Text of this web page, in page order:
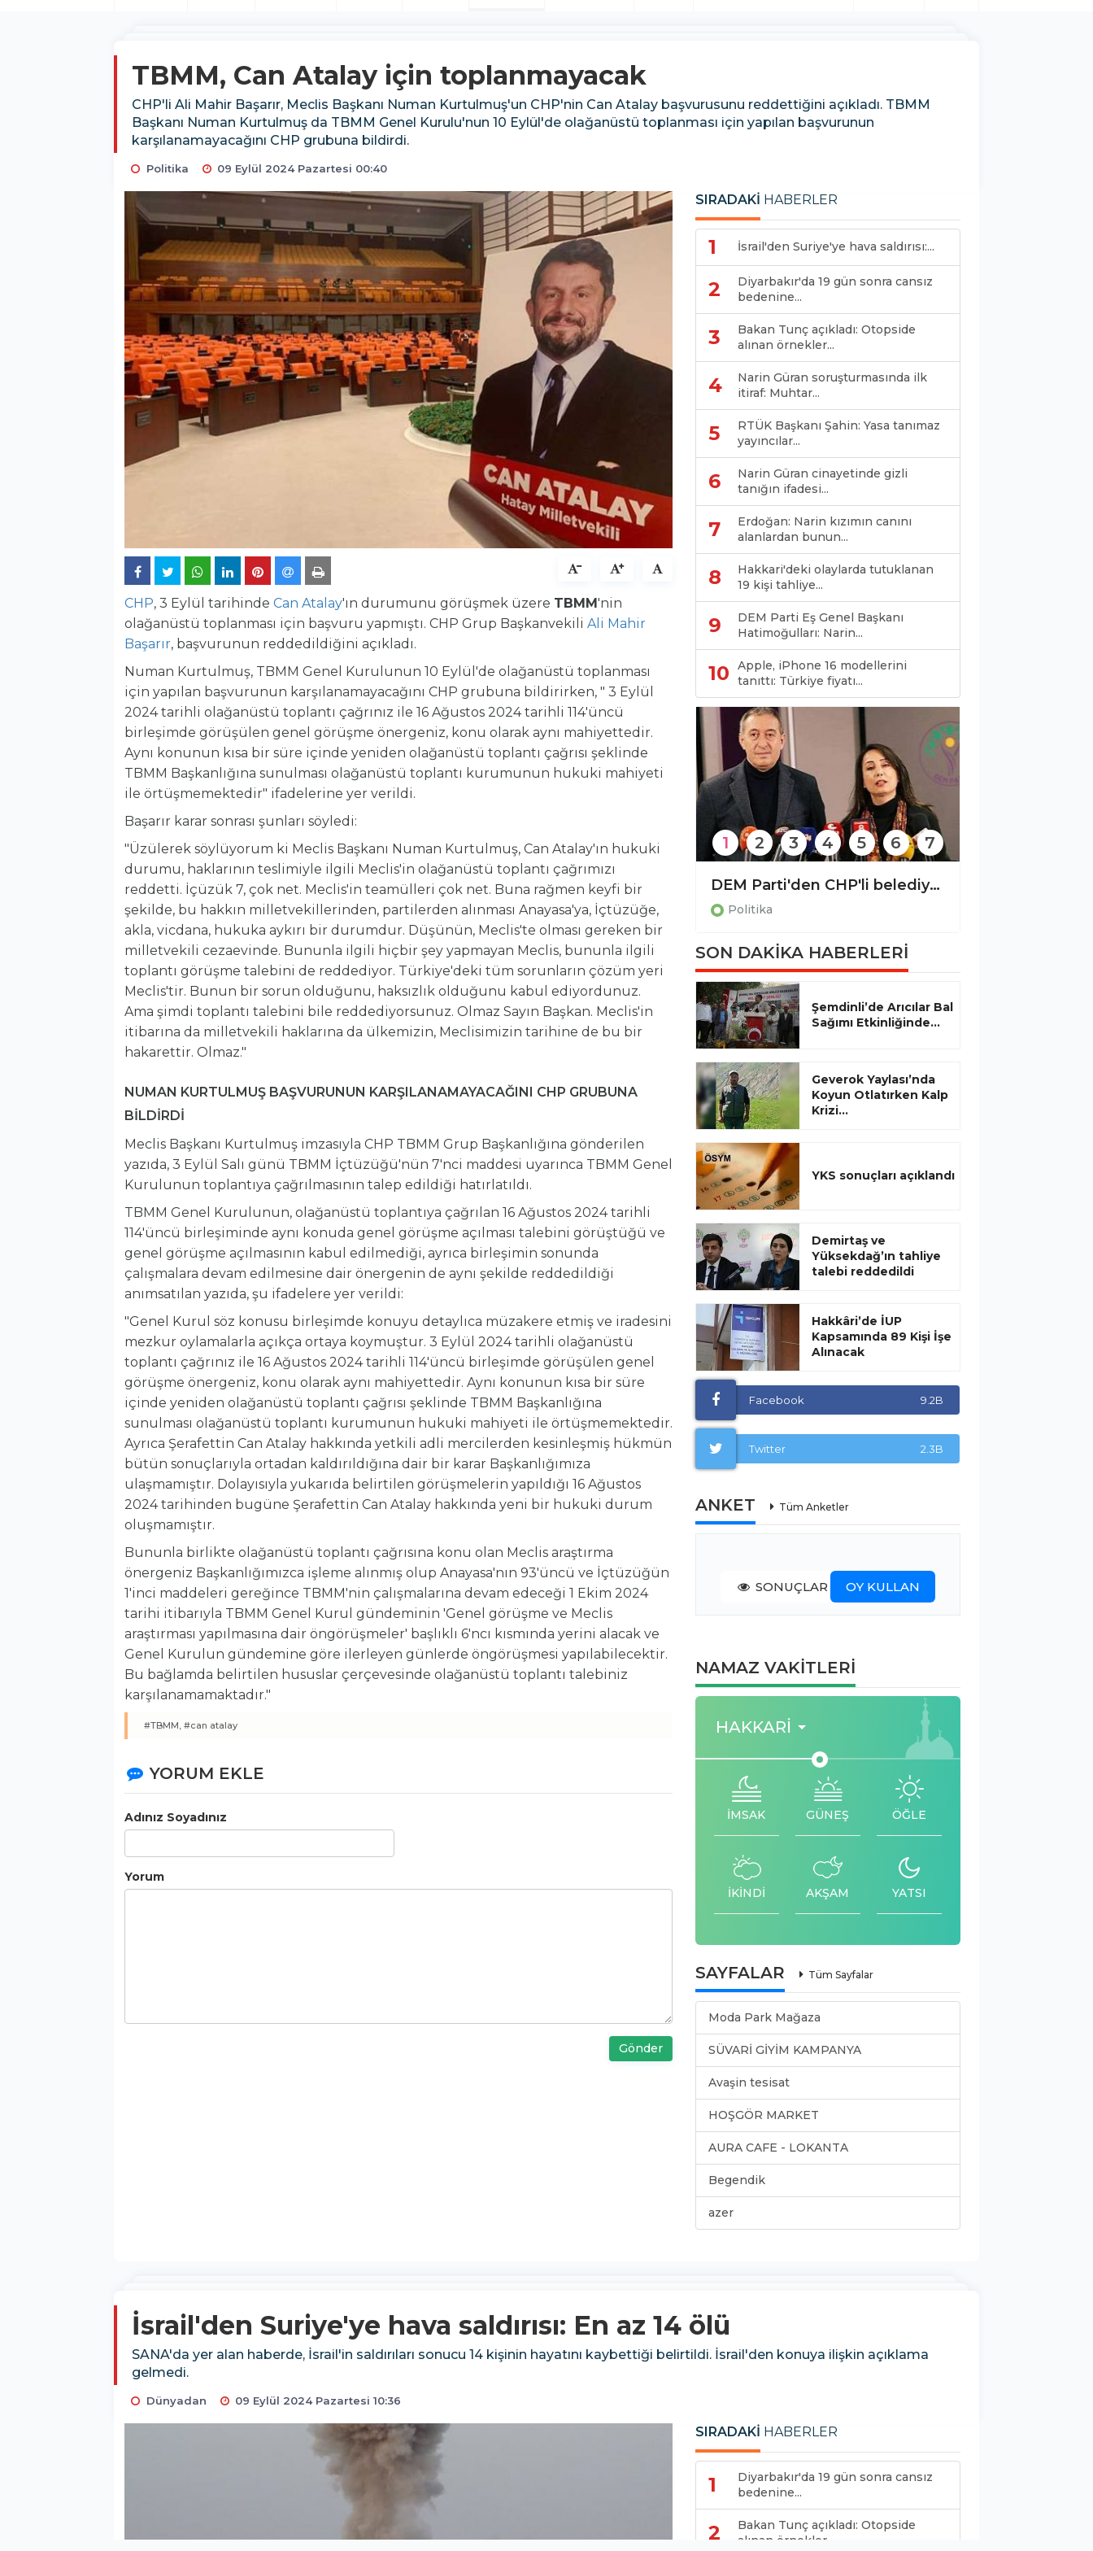
TBMM, Can Atalay için toplanmayacak
CHP'li Ali Mahir Başarır, Meclis Başkanı Numan Kurtulmuş'un CHP'nin Can Atalay başvurusunu reddettiğini açıkladı. TBMM
Başkanı Numan Kurtulmuş da TBMM Genel Kurulu'nun 10 Eylül'de olağanüstü toplanması için yapılan başvurunun
karşılanamayacağını CHP grubuna bildirdi.
Politika 09 Eylül 2024 Pazartesi 00:40
CHP, 3 Eylül tarihinde Can Atalay'ın durumunu görüşmek üzere TBMM 'nin
olağanüstü toplanması için başvuru yapmıştı. CHP Grup Başkanvekili Ali Mahir
Başarır, başvurunun reddedildiğini açıkladı.
Numan Kurtulmuş, TBMM Genel Kurulunun 10 Eylül'de olağanüstü toplanması
için yapılan başvurunun karşılanamayacağını CHP grubuna bildirirken, " 3 Eylül
2024 tarihli olağanüstü toplantı çağrınız ile 16 Ağustos 2024 tarihli 114'üncü
birleşimde görüşülen genel görüşme önergeniz, konu olarak aynı mahiyettedir.
Aynı konunun kısa bir süre içinde yeniden olağanüstü toplantı çağrısı şeklinde
TBMM Başkanlığına sunulması olağanüstü toplantı kurumunun hukuki mahiyeti
ile örtüşmemektedir" ifadelerine yer verildi.
Başarır karar sonrası şunları söyledi:
"Üzülerek söylüyorum ki Meclis Başkanı Numan Kurtulmuş, Can Atalay'ın hukuki
durumu, haklarının teslimiyle ilgili Meclis'in olağanüstü toplantı çağrımızı
reddetti. İçüzük 7, çok net. Meclis'in teamülleri çok net. Buna rağmen keyfi bir
şekilde, bu hakkın milletvekillerinden, partilerden alınması Anayasa'ya, İçtüzüğe,
akla, vicdana, hukuka aykırı bir durumdur. Düşünün, Meclis'te olması gereken bir
milletvekili cezaevinde. Bununla ilgili hiçbir şey yapmayan Meclis, bununla ilgili
toplantı görüşme talebini de reddediyor. Türkiye'deki tüm sorunların çözüm yeri
Meclis'tir. Bunun bir sorun olduğunu, haksızlık olduğunu kabul ediyordunuz.
Ama şimdi toplantı talebini bile reddediyorsunuz. Olmaz Sayın Başkan. Meclis'in
itibarına da milletvekili haklarına da ülkemizin, Meclisimizin tarihine de bu bir
hakarettir. Olmaz."
NUMAN KURTULMUŞ BAŞVURUNUN KARŞILANAMAYACAĞINI CHP GRUBUNA
BİLDİRDİ
Meclis Başkanı Kurtulmuş imzasıyla CHP TBMM Grup Başkanlığına gönderilen
yazıda, 3 Eylül Salı günü TBMM İçtüzüğü'nün 7'nci maddesi uyarınca TBMM Genel
Kurulunun toplantıya çağrılmasının talep edildiği hatırlatıldı.
TBMM Genel Kurulunun, olağanüstü toplantıya çağrılan 16 Ağustos 2024 tarihli
114'üncü birleşiminde aynı konuda genel görüşme açılması talebini görüştüğü ve
genel görüşme açılmasının kabul edilmediği, ayrıca birleşimin sonunda
çalışmalara devam edilmesine dair önergenin de aynı şekilde reddedildiği
anımsatılan yazıda, şu ifadelere yer verildi:
"Genel Kurul söz konusu birleşimde konuyu detaylıca müzakere etmiş ve iradesini
mezkur oylamalarla açıkça ortaya koymuştur. 3 Eylül 2024 tarihli olağanüstü
toplantı çağrınız ile 16 Ağustos 2024 tarihli 114'üncü birleşimde görüşülen genel
görüşme önergeniz, konu olarak aynı mahiyettedir. Aynı konunun kısa bir süre
içinde yeniden olağanüstü toplantı çağrısı şeklinde TBMM Başkanlığına
sunulması olağanüstü toplantı kurumunun hukuki mahiyeti ile örtüşmemektedir.
Ayrıca Şerafettin Can Atalay hakkında yetkili adli mercilerden kesinleşmiş hükmün
bütün sonuçlarıyla ortadan kaldırıldığına dair bir karar Başkanlığımıza
ulaşmamıştır. Dolayısıyla yukarıda belirtilen görüşmelerin yapıldığı 16 Ağustos
2024 tarihinden bugüne Şerafettin Can Atalay hakkında yeni bir hukuki durum
oluşmamıştır.
Bununla birlikte olağanüstü toplantı çağrısına konu olan Meclis araştırma
önergeniz Başkanlığımızca işleme alınmış olup Anayasa'nın 93'üncü ve İçtüzüğün
1'inci maddeleri gereğince TBMM'nin çalışmalarına devam edeceği 1 Ekim 2024
tarihi itibarıyla TBMM Genel Kurul gündeminin 'Genel görüşme ve Meclis
araştırması yapılmasına dair öngörüşmeler' başlıklı 6'ncı kısmında yerini alacak ve
Genel Kurulun gündemine göre ilerleyen günlerde öngörüşmesi yapılabilecektir.
Bu bağlamda belirtilen hususlar çerçevesinde olağanüstü toplantı talebiniz
karşılanamamaktadır."
#TBMM, #can atalay
YORUM EKLE
Adınız Soyadınız
Yorum
Gönder
SIRADAKİ HABERLER
1 İsrail'den Suriye'ye hava saldırısı:...
2
Diyarbakır'da 19 gün sonra cansız
bedenine...
3
Bakan Tunç açıkladı: Otopside
alınan örnekler...
4
Narin Güran soruşturmasında ilk
itiraf: Muhtar...
5
RTÜK Başkanı Şahin: Yasa tanımaz
yayıncılar...
6
Narin Güran cinayetinde gizli
tanığın ifadesi...
7
Erdoğan: Narin kızımın canını
alanlardan bunun...
8
Hakkari'deki olaylarda tutuklanan
19 kişi tahliye...
9
DEM Parti Eş Genel Başkanı
Hatimoğulları: Narin...
10
Apple, iPhone 16 modellerini
tanıttı: Türkiye fiyatı...
Politika
DEM Parti'den CHP'li belediyelere yönelik operasyona tepki
Politika
1 2 3 4 5 6 7
SON DAKİKA HABERLERİ
Şemdinli’de Arıcılar Bal
Sağımı Etkinliğinde...
Geverok Yaylası’nda
Koyun Otlatırken Kalp
Krizi...
YKS sonuçları açıklandı
Demirtaş ve
Yüksekdağ’ın tahliye
talebi reddedildi
Hakkâri’de İUP
Kapsamında 89 Kişi İşe
Alınacak
Facebook 9.2B
Twitter 2.3B
ANKET Tüm Anketler
SONUÇLAR OY KULLAN
NAMAZ VAKİTLERİ
HAKKARI
İMSAK GÜNEŞ ÖĞLE
İKİNDİ AKŞAM YATSI
SAYFALAR Tüm Sayfalar
Moda Park Mağaza
SÜVARİ GİYİM KAMPANYA
Avaşin tesisat
HOŞGÖR MARKET
AURA CAFE - LOKANTA
Begendik
azer
İsrail'den Suriye'ye hava saldırısı: En az 14 ölü
SANA'da yer alan haberde, İsrail'in saldırıları sonucu 14 kişinin hayatını kaybettiği belirtildi. İsrail'den konuya ilişkin açıklama
gelmedi.
Dünyadan 09 Eylül 2024 Pazartesi 10:36
SIRADAKİ HABERLER
1
Diyarbakır'da 19 gün sonra cansız
bedenine...
2
Bakan Tunç açıkladı: Otopside
alınan örnekler...